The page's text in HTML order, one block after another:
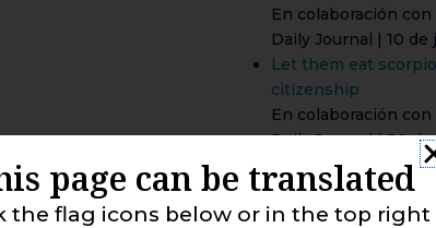
En colaboración
Daily Journal | 10 de
Let them eat
citizenship
En colaboración con
Daily Journal | 30 de
Register your
En colaboración con
Daily Journal | 20
page can be translated
the flag icons below or in the top right